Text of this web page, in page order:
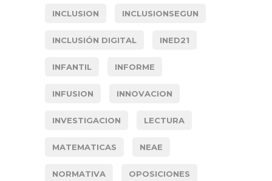
INCLUSION INCLUSIONSEGUN
INCLUSIÓN DIGITAL INED21
INFANTIL INFORME
INFUSION INNOVACION
INVESTIGACION LECTURA
MATEMATICAS NEAE
NORMATIVA OPOSICIONES